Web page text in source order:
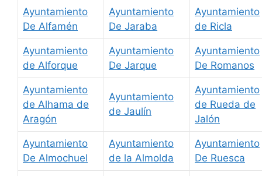
Ayuntamiento
De Alfamén
Ayuntamiento
De Jaraba
Ayuntamiento
de Ricla
Ayuntamiento
de Alforque
Ayuntamiento
De Jarque
Ayuntamiento
De Romanos
Ayuntamiento
de Alhama de
Aragón
Ayuntamiento
de Jaulín
Ayuntamiento
de Rueda de
Jalón
Ayuntamiento
De Almochuel
Ayuntamiento
de la Almolda
Ayuntamiento
De Ruesca